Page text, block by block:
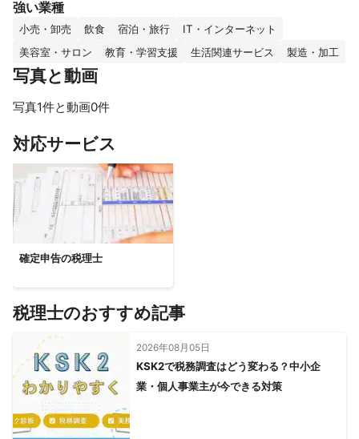
強い業種
小売・卸売 飲食 宿泊・旅行
IT・インターネット
美容室・サロン
教育・学習支援 生活関連サービス 製造・加工
写真と動画
写真1件と動画0件
対応サービス
確定申告の税理士
税理士のおすすめ記事
2026年08月05日
KSK2で税務調査はどう変わる？中小企
業・個人事業主が今できる対策